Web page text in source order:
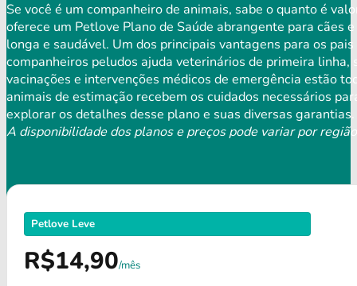
Se você é um companheiro de animais, sabe o quanto é
oferece um Petlove Plano de Saúde abrangente para cães
longa e saudável. Um dos principais vantagens para os
companheiros peludos ajuda veterinários de primeira
vacinações e intervenções médicos de emergência estão
animais de estimação recebem os cuidados necessários
explorar os detalhes desse plano e suas diversas garantias.
A disponibilidade dos planos e preços pode variar por
Petlove Leve
R$14,90/mês